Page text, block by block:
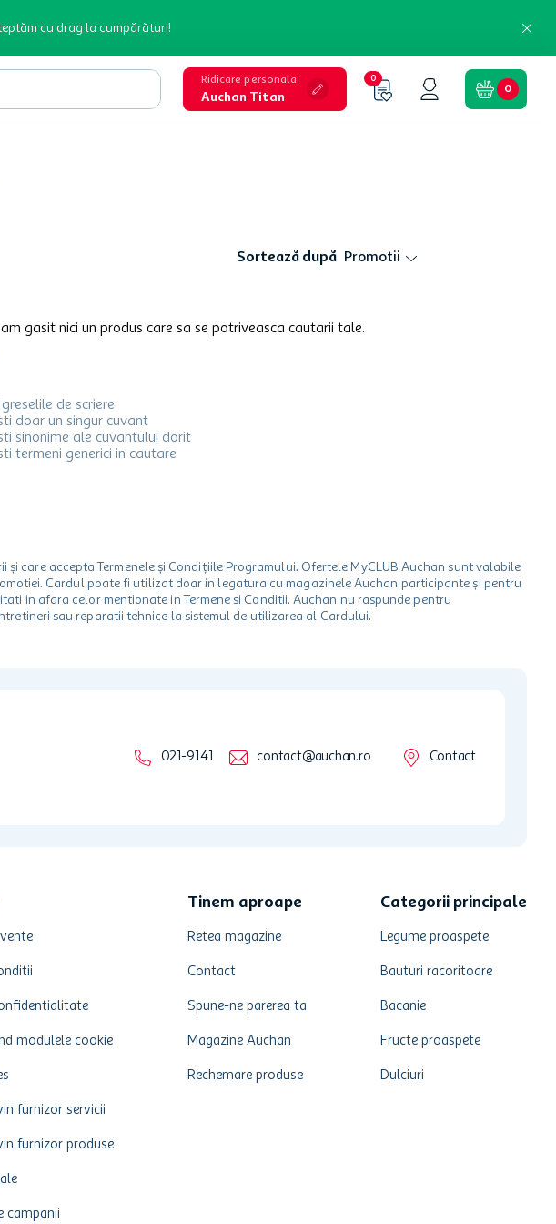
cu drag la cumpărături!
Ridicare personala:
Auchan Titan
0
0
Sortează după Promotii
am gasit nici un produs care sa se potriveasca cautarii tale.
de scriere
doar un singur cuvant
sinonime ale cuvantului dorit
termeni generici in cautare
care accepta Termenele și Condițiile Programului. Ofertele MyCLUB Auchan sunt valabile
Cardul poate fi utilizat doar in legatura cu magazinele Auchan participante și pentru
in afara celor mentionate in Termene si Conditii. Auchan nu raspunde pentru
sau reparatii tehnice la sistemul de utilizarea al Cardului.
021-9141 contact@auchan.ro Contact
modulele cookie
furnizor servicii
furnizor produse
campanii
Tinem aproape
Retea magazine
Contact
Spune-ne parerea ta
Magazine Auchan
Rechemare produse
Categorii principale
Legume proaspete
Bauturi racoritoare
Bacanie
Fructe proaspete
Dulciuri